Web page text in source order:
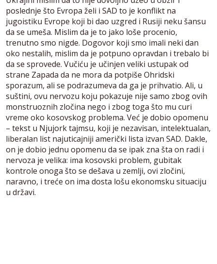
poslednje što Evropa želi i SAD to je konflikt na
jugoistiku Evrope koji bi dao uzgred i Rusiji neku šansu
da se umeša. Mislim da je to jako loše procenio,
trenutno smo nigde. Dogovor koji smo imali neki dan
oko nestalih, mislim da je potpuno opravdan i trebalo bi
da se sprovede. Vučiću je učinjen veliki ustupak od
strane Zapada da ne mora da potpiše Ohridski
sporazum, ali se podrazumeva da ga je prihvatio. Ali, u
suštini, ovu nervozu koju pokazuje nije samo zbog ovih
monstruoznih zločina nego i zbog toga što mu curi
vreme oko kosovskog problema. Već je dobio opomenu
– tekst u Njujork tajmsu, koji je nezavisan, intelektualan,
liberalan list najuticajniji američki lista izvan SAD. Dakle,
on je dobio jednu opomenu da se ipak zna šta on radi i
nervoza je velika: ima kosovski problem, gubitak
kontrole onoga što se dešava u zemlji, ovi zločini,
naravno, i treće on ima dosta lošu ekonomsku situaciju
u državi.